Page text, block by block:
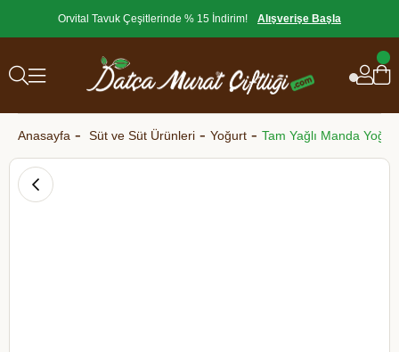
Orvital Tavuk Çeşitlerinde % 15 İndirim! Alışverişe Başla
Anasayfa Süt ve Süt Ürünleri Yoğurt Tam Yağlı Manda